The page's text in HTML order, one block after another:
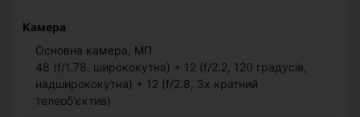
Камера
Основна камера, МП
48 (f/1.78, ширококутна) + 12 (f/2.2, 120 градусів,
надширококутна) + 12 (f/2.8, 3х кратний
телеоб'єктив)